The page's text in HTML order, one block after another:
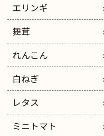
エリンギ
舞茸
れんこん
白ねぎ
レタス
ミニトマト